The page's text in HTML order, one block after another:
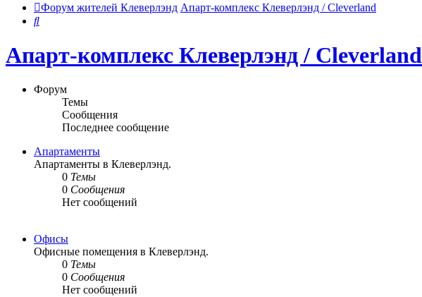
Форум жителей Клеверлэнд Апарт-комплекс Клеверлэнд / Cleverland
Поиск
Апарт-комплекс Клеверлэнд / Cleverland
Форум
Темы
Сообщения
Последнее сообщение
Апартаменты
Апартаменты в Клеверлэнд.
0 Темы
0 Сообщения
Нет сообщений
Офисы
Офисные помещения в Клеверлэнд.
0 Темы
0 Сообщения
Нет сообщений